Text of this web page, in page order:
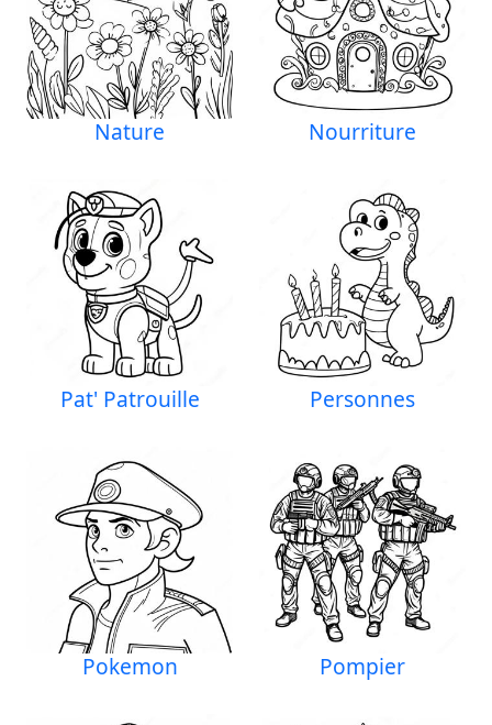
Nature Nourriture
Pat' Patrouille Personnes
Pokemon Pompier